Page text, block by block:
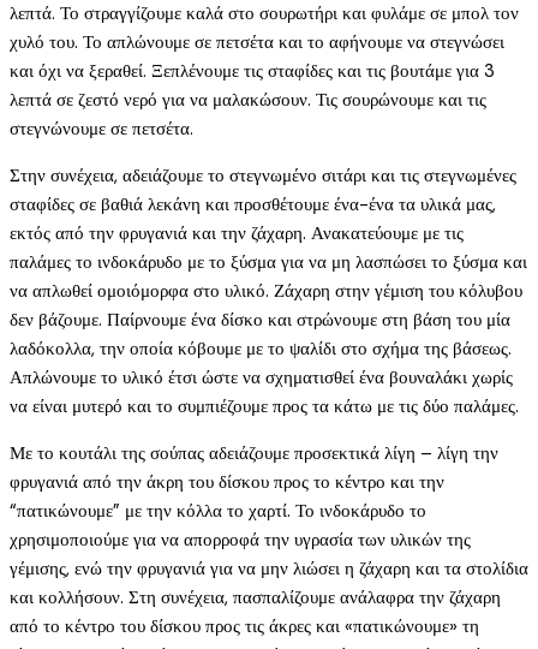
λεπτά. Το στραγγίζουμε καλά στο σουρωτήρι και φυλάμε σε μπολ τον
χυλό του. Το απλώνουμε σε πετσέτα και το αφήνουμε να στεγνώσει
και όχι να ξεραθεί. Ξεπλένουμε τις σταφίδες και τις βουτάμε για 3
λεπτά σε ζεστό νερό για να μαλακώσουν. Τις σουρώνουμε και τις
στεγνώνουμε σε πετσέτα.
Στην συνέχεια, αδειάζουμε το στεγνωμένο σιτάρι και τις στεγνωμένες
σταφίδες σε βαθιά λεκάνη και προσθέτουμε ένα-ένα τα υλικά μας,
εκτός από την φρυγανιά και την ζάχαρη. Ανακατεύουμε με τις
παλάμες το ινδοκάρυδο με το ξύσμα για να μη λασπώσει το ξύσμα και
να απλωθεί ομοιόμορφα στο υλικό. Ζάχαρη στην γέμιση του κόλυβου
δεν βάζουμε. Παίρνουμε ένα δίσκο και στρώνουμε στη βάση του μία
λαδόκολλα, την οποία κόβουμε με το ψαλίδι στο σχήμα της βάσεως.
Απλώνουμε το υλικό έτσι ώστε να σχηματισθεί ένα βουναλάκι χωρίς
να είναι μυτερό και το συμπιέζουμε προς τα κάτω με τις δύο παλάμες.
Με το κουτάλι της σούπας αδειάζουμε προσεκτικά λίγη – λίγη την
φρυγανιά από την άκρη του δίσκου προς το κέντρο και την
“πατικώνουμε” με την κόλλα το χαρτί. Το ινδοκάρυδο το
χρησιμοποιούμε για να απορροφά την υγρασία των υλικών της
γέμισης, ενώ την φρυγανιά για να μην λιώσει η ζάχαρη και τα στολίδια
και κολλήσουν. Στη συνέχεια, πασπαλίζουμε ανάλαφρα την ζάχαρη
από το κέντρο του δίσκου προς τις άκρες και «πατικώνουμε» τη